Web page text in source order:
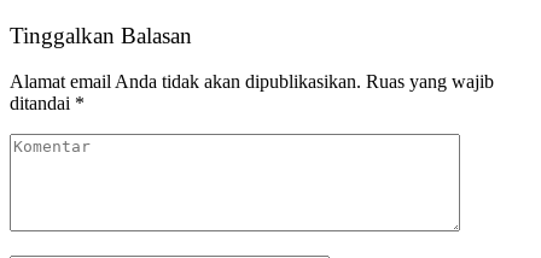
Tinggalkan Balasan
Alamat email Anda tidak akan dipublikasikan. Ruas yang wajib
ditandai *